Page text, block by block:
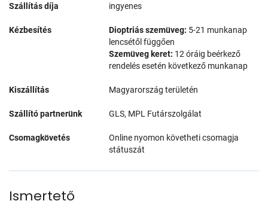
Szállítás díja ingyenes
Kézbesítés Dioptriás szemüveg: 5-21 munkanap
lencsétől függően
Szemüveg keret: 12 óráig beérkező
rendelés esetén következő munkanap
Kiszállítás Magyarország területén
Szállító partnerünk GLS, MPL Futárszolgálat
Csomagkövetés
Online nyomon követheti csomagja
státuszát
Ismertető